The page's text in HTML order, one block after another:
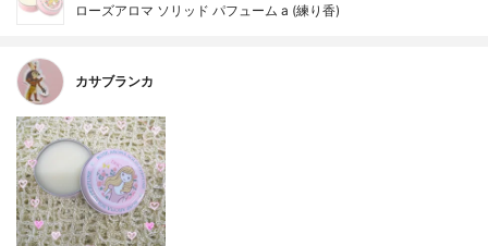
ローズアロマ ソリッド パフューム a (練り香)
カサブランカ